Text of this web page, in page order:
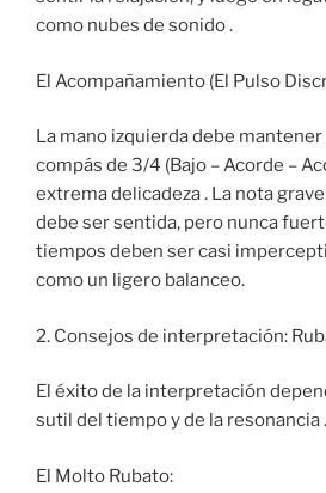
como nubes de sonido .
El Acompañamiento (El Pulso
La mano izquierda debe
compás de 3/4 (Bajo – Acorde –
extrema delicadeza . La nota
debe ser sentida, pero nunca
tiempos deben ser casi
como un ligero balanceo.
2. Consejos de interpretación:
El éxito de la interpretación
sutil del tiempo y de la resonancia .
El Molto Rubato: